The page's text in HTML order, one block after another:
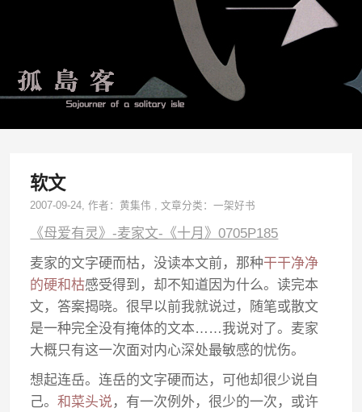
软文
2007-09-24, 作者：黄集伟 ,文章分类：一架好书
《母爱有灵》-麦家文-《十月》0705P185
麦家的文字硬而枯，没读本文前，那种干干净净
的硬和枯感受得到，却不知道因为什么。读完本
文，答案揭晓。很早以前我就说过，随笔或散文
是一种完全没有掩体的文本……我说对了。麦家
大概只有这一次面对内心深处最敏感的忧伤。
想起连岳。连岳的文字硬而达，可他却很少说自
己。和菜头说，有一次例外，很少的一次，或许